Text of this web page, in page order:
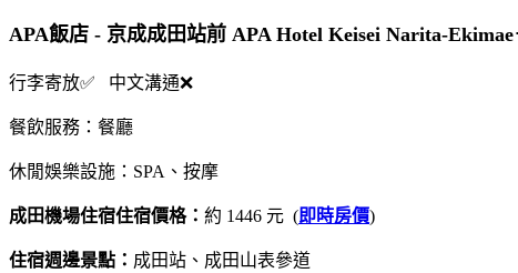
APA飯店 - 京成成田站前 APA Hotel Keisei Narita-
行李寄放✅ 中文溝通❌
餐飲服務：餐廳
休閒娛樂設施：SPA、按摩
成田機場住宿住宿價格： 約 1446 元 (即時房價)
住宿週邊景點： 成田站、成田山表參道